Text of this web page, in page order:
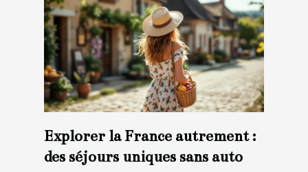
Explorer la France autrement :
des séjours uniques sans auto